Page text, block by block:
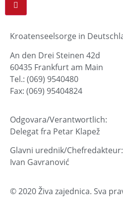
Kroatenseelsorge in
An den Drei Steinen 42d
60435 Frankfurt am Main
Tel.: (069) 9540480
Fax: (069) 95404824
Odgovara/Verantwortlich:
Delegat fra Petar Klapež
Glavni urednik/Chefredakteur:
Ivan Gavranović
© 2020 Živa zajednica. Sva